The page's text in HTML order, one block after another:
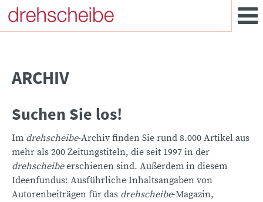
ARCHIV
Suchen Sie los!
Im drehscheibe-Archiv finden Sie rund 8.000 Artikel aus
mehr als 200 Zeitungstiteln, die seit 1997 in der
drehscheibeerschienen sind. Außerdem in diesem
Ideenfundus: Ausführliche Inhaltsangaben von
Autorenbeiträgen für das drehscheibe-Magazin,